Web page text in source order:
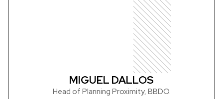
MIGUEL DALLOS
Head of Planning Proximity, BBDO.